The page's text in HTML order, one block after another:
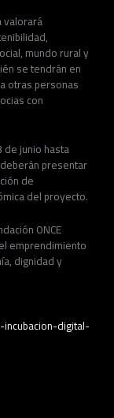
valorará
mundo rural y
se tendrán en
otras personas
con
junio hasta
presentar
de
del proyecto.
ONCE
emprendimiento
dignidad y
digital-